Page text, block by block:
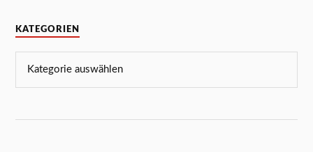
KATEGORIEN